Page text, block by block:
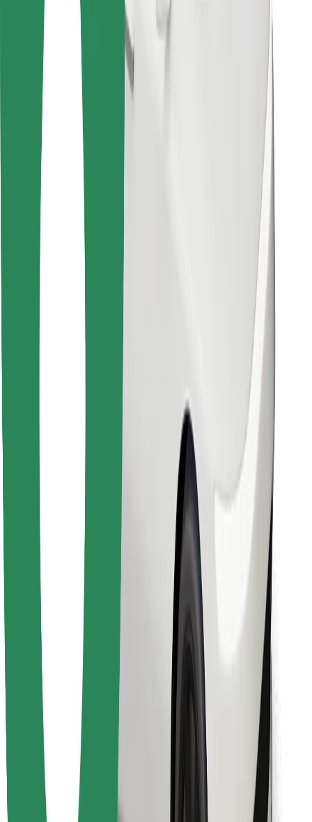
Sīkdatnes
Drošība
Saņem braucienu minūšu laikā!
Lejupielādē Bolt lietotni
Lejupielādē Bolt Food lietotni